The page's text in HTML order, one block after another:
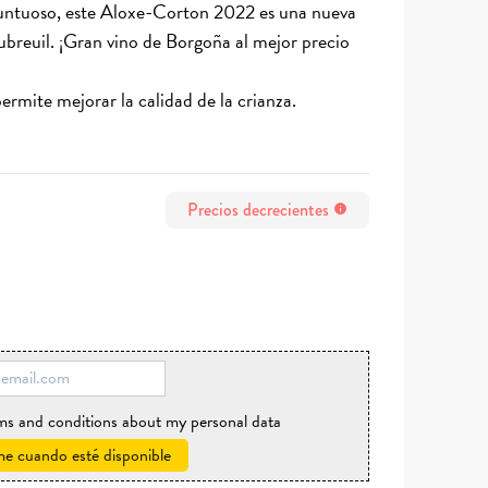
este Aloxe-Corton 2022 es una nueva
¡Gran vino de Borgoña al mejor precio
mejorar la calidad de la crianza.
Precios decrecientes info
and conditions about my personal data
cuando esté disponible